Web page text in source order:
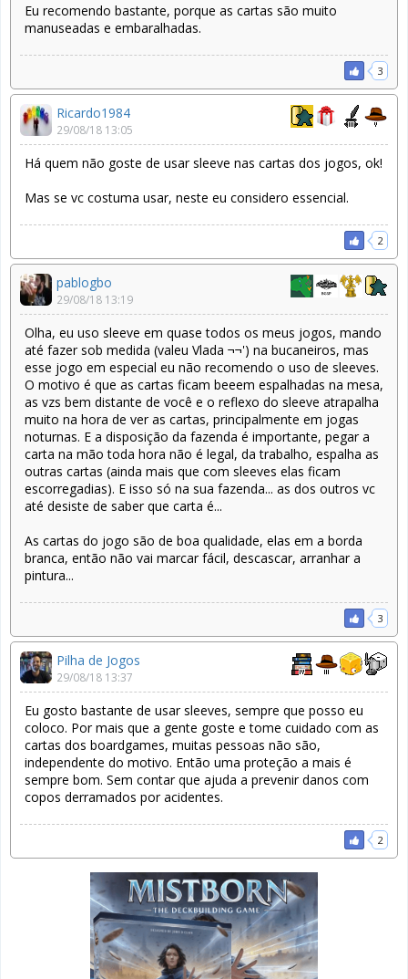
Eu recomendo bastante, porque as cartas são muito
manuseadas e embaralhadas.
3
Ricardo1984
29/08/18 13:05
Há quem não goste de usar sleeve nas cartas dos jogos, ok!
Mas se vc costuma usar, neste eu considero essencial.
2
pablogbo
29/08/18 13:19
Olha, eu uso sleeve em quase todos os meus jogos, mando
até fazer sob medida (valeu Vlada ¬¬') na bucaneiros, mas
esse jogo em especial eu não recomendo o uso de sleeves.
O motivo é que as cartas ficam beeem espalhadas na mesa,
as vzs bem distante de você e o reflexo do sleeve atrapalha
muito na hora de ver as cartas, principalmente em jogas
noturnas. E a disposição da fazenda é importante, pegar a
carta na mão toda hora não é legal, da trabalho, espalha as
outras cartas (ainda mais que com sleeves elas ficam
escorregadias). E isso só na sua fazenda... as dos outros vc
até desiste de saber que carta é...
As cartas do jogo são de boa qualidade, elas em a borda
branca, então não vai marcar fácil, descascar, arranhar a
pintura...
3
Pilha de Jogos
29/08/18 13:37
Eu gosto bastante de usar sleeves, sempre que posso eu
coloco. Por mais que a gente goste e tome cuidado com as
cartas dos boardgames, muitas pessoas não são,
independente do motivo. Então uma proteção a mais é
sempre bom. Sem contar que ajuda a prevenir danos com
copos derramados por acidentes.
2